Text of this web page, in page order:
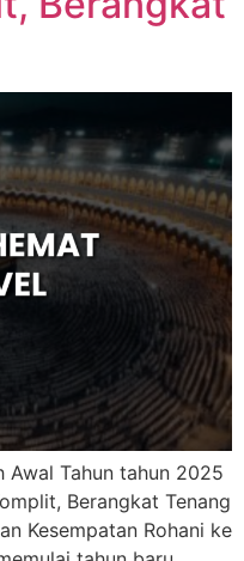
Awal Tahun tahun 2025
Berangkat Tenang
Kesempatan Rohani ke